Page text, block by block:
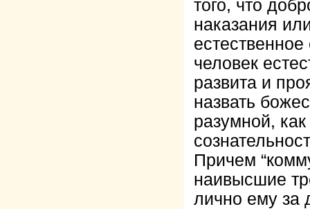
того, что
наказания
человек
развита и
назвать
разумной,
Причем
наивысшие
лично ему за